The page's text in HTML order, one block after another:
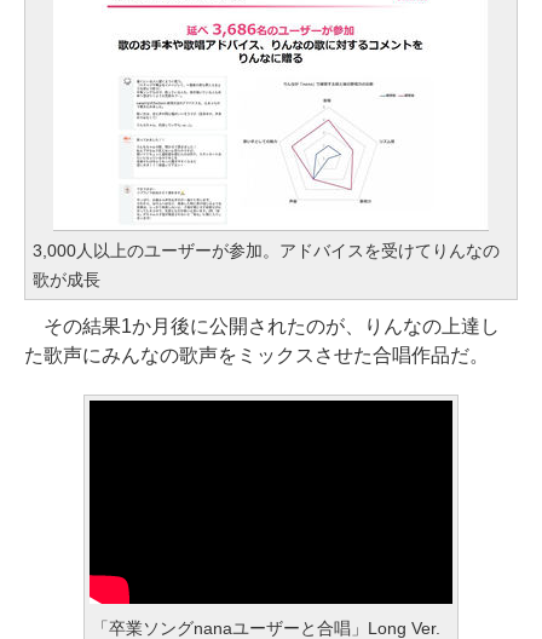
3,000人以上のユーザーが参加。アドバイスを受けてりんなの
歌が成長
その結果1か月後に公開されたのが、りんなの上達し
た歌声にみんなの歌声をミックスさせた合唱作品だ。
「卒業ソングnanaユーザーと合唱」Long Ver.